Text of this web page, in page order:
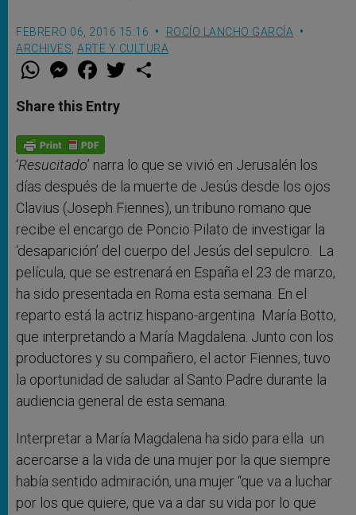
FEBRERO 06, 2016 15:16
ROCÍO LANCHO GARCÍA
ARCHIVES ARTE Y CULTURA
W
t
s
p
p
M
e
s
e
g
e
r
F
a
e
b
o
k
w
Share this Entry
‘Resucitado’ narra lo que se vivió en Jerusalén los
días después de la muerte de Jesús desde los ojos
Clavius (Joseph Fiennes), un tribuno romano que
recibe el encargo de Poncio Pilato de investigar la
‘desaparición’ del cuerpo del Jesús del sepulcro. La
película, que se estrenará en España el 23 de marzo,
ha sido presentada en Roma esta semana. En el
reparto está la actriz hispano-argentina María Botto,
que interpretando a María Magdalena. Junto con los
productores y su compañero, el actor Fiennes, tuvo
la oportunidad de saludar al Santo Padre durante la
audiencia general de esta semana.
Interpretar a María Magdalena ha sido para ella un
acercarse a la vida de una mujer por la que siempre
había sentido admiración, una mujer “que va a luchar
por los que quiere, que va a dar su vida por lo que